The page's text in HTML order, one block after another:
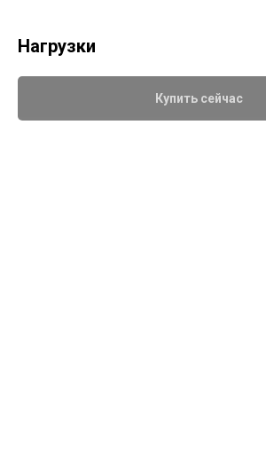
Нагрузки
Купить сейчас